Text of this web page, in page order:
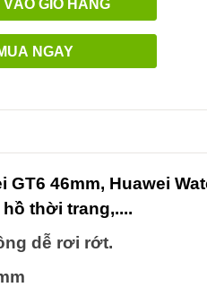
VÀO GIỎ HÀNG
NGAY
46mm, Huawei
thời trang,....
dễ rơi rớt.